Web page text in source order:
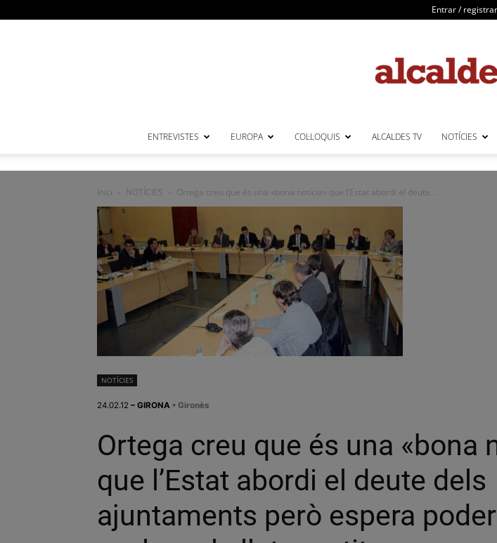
Entrar /
ENTREVISTES EUROPA COL·LOQUIS ALCALDES TV NOTÍCIES
Inici NOTÍCIES Ortega creu que és una «bona notícia» que l’Estat abordi el deute...
NOTÍCIES
24.02.12 – GIRONA • Gironès
Ortega creu que és una «bona
que l’Estat abordi el deute dels
ajuntaments però espera poder